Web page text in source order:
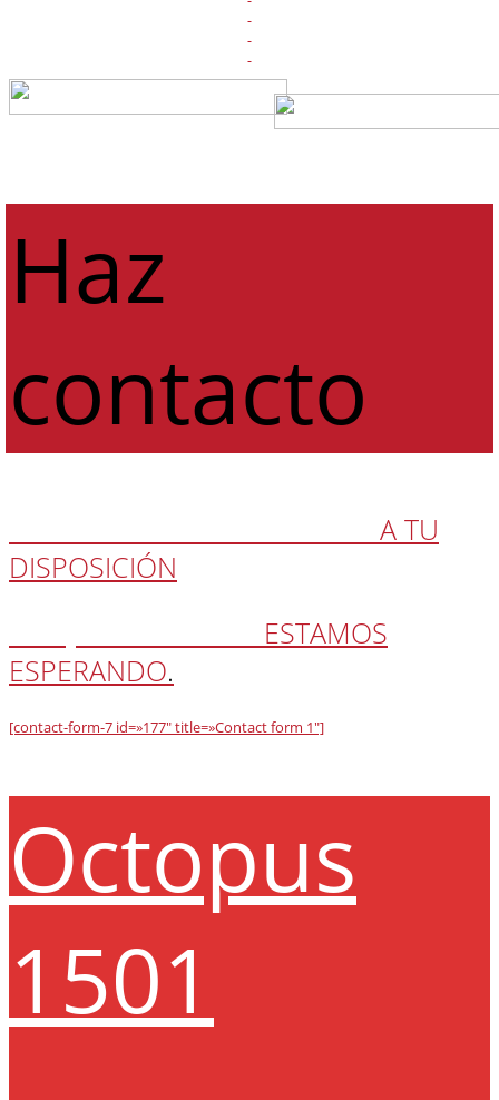
Haz
contacto
A TU
DISPOSICIÓN
ESTAMOS
ESPERANDO.
[contact-form-7 id=»177″ title=»Contact form 1″]
Octopus
1501